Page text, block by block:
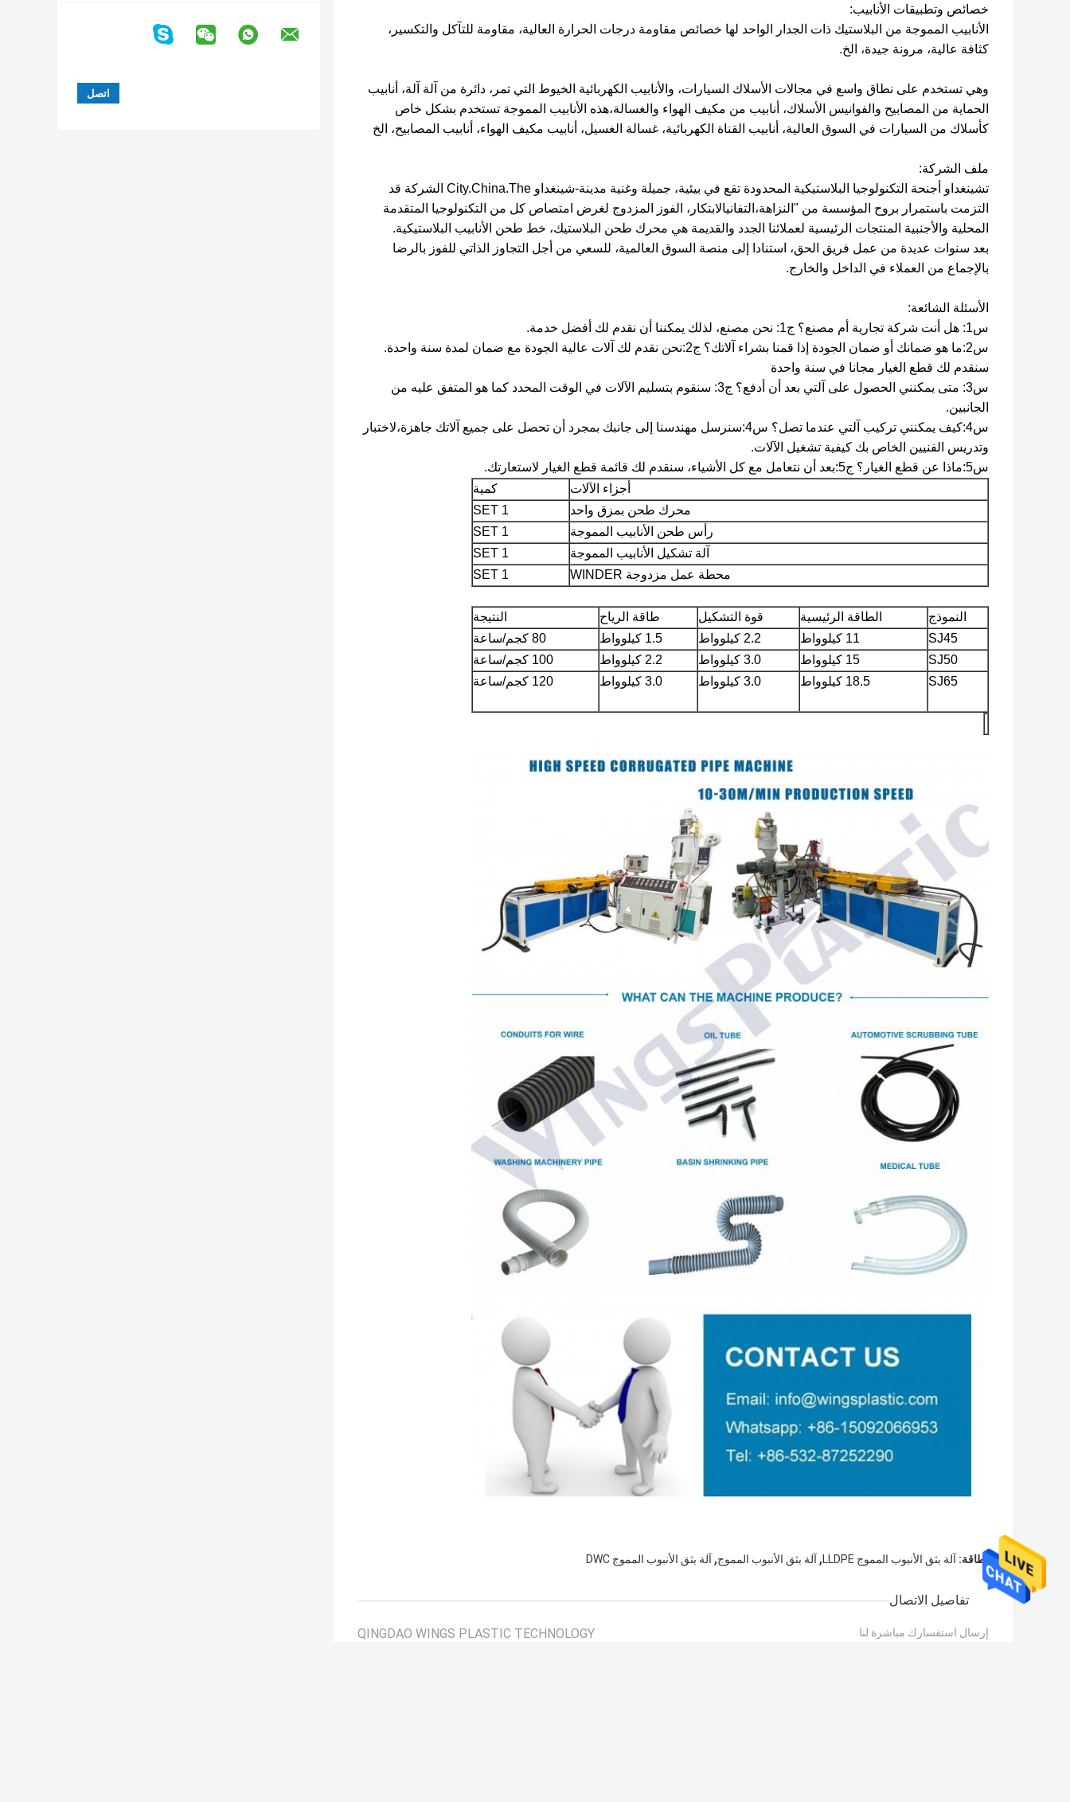
خصائص وتطبيقات الأنابيب:
الأنابيب المموجة من البلاستيك ذات الجدار الواحد لها خصائص مقاومة درجات الحرارة العالية، مقاومة للتآكل والتكسير،
كثافة عالية، مرونة جيدة، الخ.
وهي تستخدم على نطاق واسع في مجالات الأسلاك السيارات، والأنابيب الكهربائية الخيوط التي تمر، دائرة من آلة آلة، أنابيب
الحماية من المصابيح والفوانيس الأسلاك، أنابيب من مكيف الهواء والغسالة،هذه الأنابيب المموجة تستخدم بشكل خاص
كأسلاك من السيارات في السوق العالية، أنابيب القناة الكهربائية، غسالة الغسيل، أنابيب مكيف الهواء، أنابيب المصابيح، الخ
ملف الشركة:
تشينغداو أجنحة التكنولوجيا البلاستيكية المحدودة تقع في بيئية، جميلة وغنية مدينة-شينغداو City.China.The الشركة قد
التزمت باستمرار بروح المؤسسة من "النزاهة،التفانيالابتكار، الفوز المزدوج لغرض امتصاص كل من التكنولوجيا المتقدمة
المحلية والأجنبية المنتجات الرئيسية لعملائنا الجدد والقديمة هي محرك طحن البلاستيك، خط طحن الأنابيب البلاستيكية.
بعد سنوات عديدة من عمل فريق الحق، استنادا إلى منصة السوق العالمية، للسعي من أجل التجاوز الذاتي للفوز بالرضا
بالإجماع من العملاء في الداخل والخارج.
الأسئلة الشائعة:
س1: هل أنت شركة تجارية أم مصنع؟ ج1: نحن مصنع، لذلك يمكننا أن نقدم لك أفضل خدمة.
س2:ما هو ضمانك أو ضمان الجودة إذا قمنا بشراء آلاتك؟ ج2:نحن نقدم لك آلات عالية الجودة مع ضمان لمدة سنة واحدة.
سنقدم لك قطع الغيار مجانا في سنة واحدة
س3: متى يمكنني الحصول على آلتي بعد أن أدفع؟ ج3: سنقوم بتسليم الآلات في الوقت المحدد كما هو المتفق عليه من
الجانبين.
س4:كيف يمكنني تركيب آلتي عندما تصل؟ س4:سنرسل مهندسنا إلى جانبك بمجرد أن تحصل على جميع آلاتك جاهزة،لاختبار
وتدريس الفنيين الخاص بك كيفية تشغيل الآلات.
س5:ماذا عن قطع الغيار؟ ج5:بعد أن نتعامل مع كل الأشياء، سنقدم لك قائمة قطع الغيار لاستعارتك.
أجزاء الآلات
كمية
محرك طحن بمزق واحد
1 SET
رأس طحن الأنابيب المموجة
1 SET
آلة تشكيل الأنابيب المموجة
1 SET
محطة عمل مزدوجة WINDER
1 SET
النموذج الطاقة الرئيسية قوة التشكيل طاقة الرياح
النتيجة
SJ45
11 كيلوواط 2.2 كيلوواط 1.5 كيلوواط
80 كجم/ساعة
SJ50
15 كيلوواط 3.0 كيلوواط 2.2 كيلوواط
100 كجم/ساعة
SJ65
18.5 كيلوواط 3.0 كيلوواط 3.0 كيلوواط 120 كجم/ساعة
بطاقة: آلة بثق الأنبوب المموج LLDPE , آلة بثق الأنبوب المموج, آلة بثق الأنبوب المموج DWC
تفاصيل الاتصال
QINGDAO WINGS PLASTIC TECHNOLOGY
إرسال استفسارك مباشرة لنا